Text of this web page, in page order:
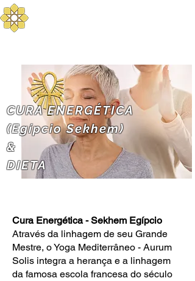
CURA ENERGÉTICA
(Egípcio Sekhem)
&
DIETA
Cura Energética - Sekhem Egípcio
Através da linhagem de seu Grande
Mestre, o Yoga Mediterrâneo - Aurum
Solis integra a herança e a linhagem
da famosa escola francesa do século